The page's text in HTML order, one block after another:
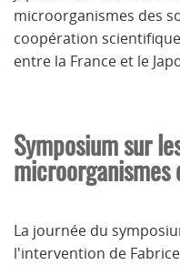
microorganismes des
coopération
entre la France et le
Symposium sur
microorganismes
La journée du
l'intervention de